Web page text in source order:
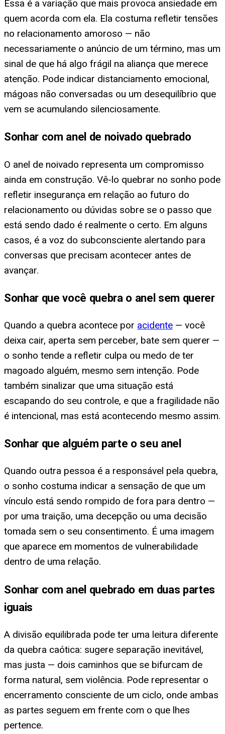
Essa é a variação que mais provoca ansiedade em
quem acorda com ela. Ela costuma refletir tensões
no relacionamento amoroso — não
necessariamente o anúncio de um término, mas um
sinal de que há algo frágil na aliança que merece
atenção. Pode indicar distanciamento emocional,
mágoas não conversadas ou um desequilíbrio que
vem se acumulando silenciosamente.
Sonhar com anel de noivado quebrado
O anel de noivado representa um compromisso
ainda em construção. Vê-lo quebrar no sonho pode
refletir insegurança em relação ao futuro do
relacionamento ou dúvidas sobre se o passo que
está sendo dado é realmente o certo. Em alguns
casos, é a voz do subconsciente alertando para
conversas que precisam acontecer antes de
avançar.
Sonhar que você quebra o anel sem querer
Quando a quebra acontece por acidente — você
deixa cair, aperta sem perceber, bate sem querer —
o sonho tende a refletir culpa ou medo de ter
magoado alguém, mesmo sem intenção. Pode
também sinalizar que uma situação está
escapando do seu controle, e que a fragilidade não
é intencional, mas está acontecendo mesmo assim.
Sonhar que alguém parte o seu anel
Quando outra pessoa é a responsável pela quebra,
o sonho costuma indicar a sensação de que um
vínculo está sendo rompido de fora para dentro —
por uma traição, uma decepção ou uma decisão
tomada sem o seu consentimento. É uma imagem
que aparece em momentos de vulnerabilidade
dentro de uma relação.
Sonhar com anel quebrado em duas partes
iguais
A divisão equilibrada pode ter uma leitura diferente
da quebra caótica: sugere separação inevitável,
mas justa — dois caminhos que se bifurcam de
forma natural, sem violência. Pode representar o
encerramento consciente de um ciclo, onde ambas
as partes seguem em frente com o que lhes
pertence.